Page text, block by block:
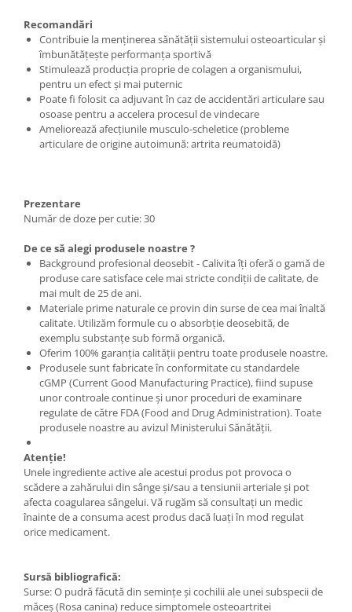
Recomandări
Contribuie la menținerea sănătății sistemului osteoarticular şi
îmbunătăţeşte performanţa sportivă
Stimulează producția proprie de colagen a organismului,
pentru un efect şi mai puternic
Poate fi folosit ca adjuvant în caz de accidentări articulare sau
osoase pentru a accelera procesul de vindecare
Ameliorează afecţiunile musculo-scheletice (probleme
articulare de origine autoimună: artrita reumatoidă)
Prezentare
Număr de doze per cutie: 30
De ce să alegi produsele noastre ?
Background profesional deosebit - Calivita îţi oferă o gamă de
produse care satisface cele mai stricte condiţii de calitate, de
mai mult de 25 de ani.
Materiale prime naturale ce provin din surse de cea mai înaltă
calitate. Utilizăm formule cu o absorbţie deosebită, de
exemplu substanţe sub formă organică.
Oferim 100% garanţia calităţii pentru toate produsele noastre.
Produsele sunt fabricate în conformitate cu standardele
cGMP (Current Good Manufacturing Practice), fiind supuse
unor controale continue şi unor proceduri de examinare
regulate de către FDA (Food and Drug Administration). Toate
produsele noastre au avizul Ministerului Sănătăţii.
Atenţie!
Unele ingrediente active ale acestui produs pot provoca o
scădere a zahărului din sânge și/sau a tensiunii arteriale și pot
afecta coagularea sângelui. Vă rugăm să consultați un medic
înainte de a consuma acest produs dacă luați în mod regulat
orice medicament.
Sursă bibliografică:
Surse: O pudră făcută din semințe și cochilii ale unei subspecii de
măceș (Rosa canina) reduce simptomele osteoartritei